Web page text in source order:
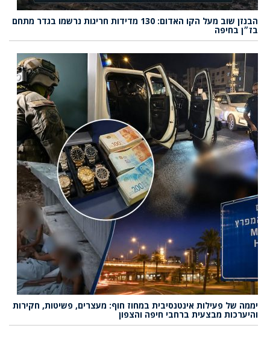
הבנזן שוב מעל הקו האדום: 130 מדידות חריגות נרשמו בגדר מתחם
בז״ן בחיפה
יממה של פעילות אינטנסיבית במחוז חוף: מעצרים, פשיטות, חקירות
והיערכות מבצעית ברחבי חיפה והצפון